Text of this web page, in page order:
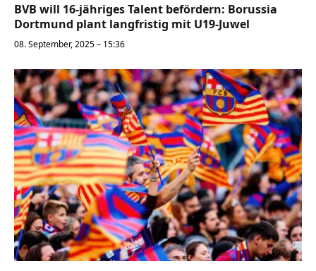
BVB will 16-jähriges Talent befördern: Borussia
Dortmund plant langfristig mit U19-Juwel
08. September, 2025 – 15:36